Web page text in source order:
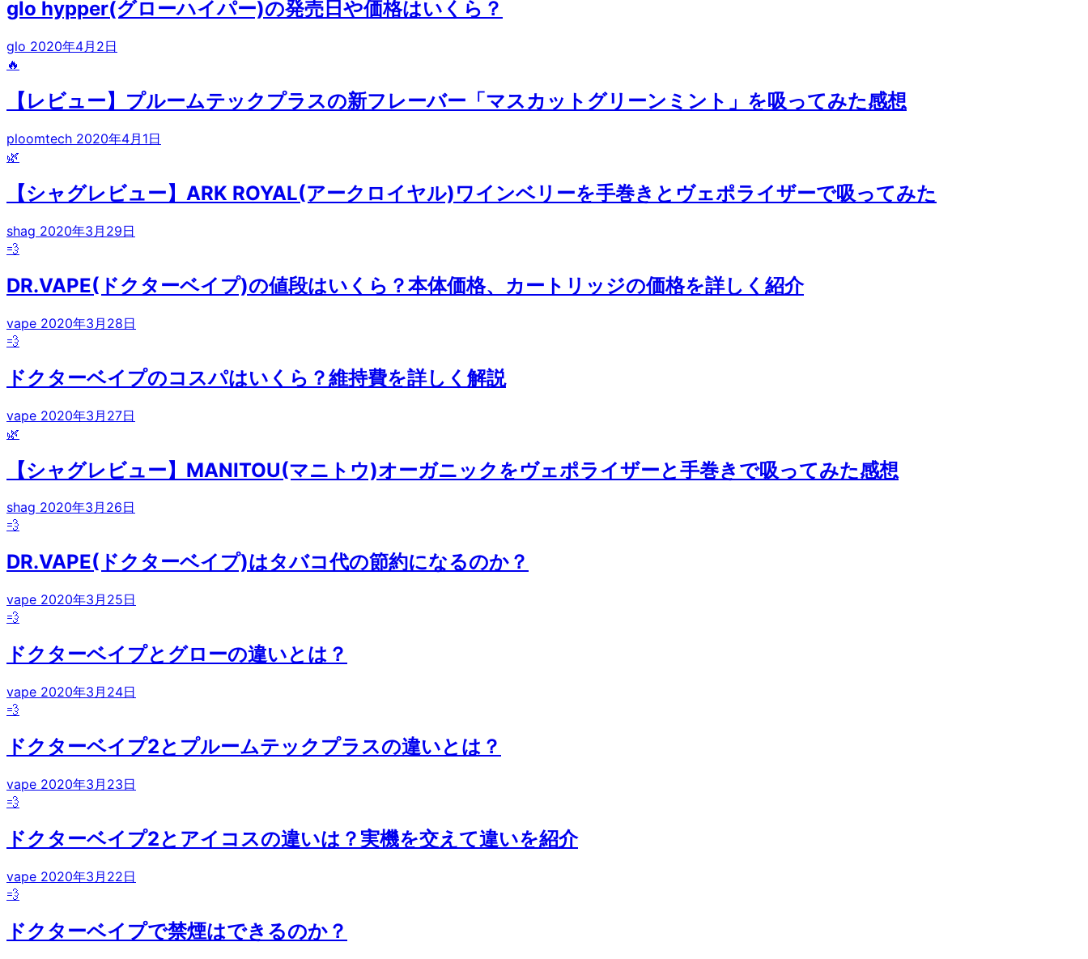
glo hypper(グローハイパー)の発売日や価格はいくら？
glo 2020年4月2日
🔥
【レビュー】プルームテックプラスの新フレーバー「マスカットグリーンミント」を吸ってみた感想
ploomtech 2020年4月1日
🌿
【シャグレビュー】ARK ROYAL(アークロイヤル)ワインベリーを手巻きとヴェポライザーで吸ってみた
shag 2020年3月29日
💨
DR.VAPE(ドクターベイプ)の値段はいくら？本体価格、カートリッジの価格を詳しく紹介
vape 2020年3月28日
💨
ドクターベイプのコスパはいくら？維持費を詳しく解説
vape 2020年3月27日
🌿
【シャグレビュー】MANITOU(マニトウ)オーガニックをヴェポライザーと手巻きで吸ってみた感想
shag 2020年3月26日
💨
DR.VAPE(ドクターベイプ)はタバコ代の節約になるのか？
vape 2020年3月25日
💨
ドクターベイプとグローの違いとは？
vape 2020年3月24日
💨
ドクターベイプ2とプルームテックプラスの違いとは？
vape 2020年3月23日
💨
ドクターベイプ2とアイコスの違いは？実機を交えて違いを紹介
vape 2020年3月22日
💨
ドクターベイプで禁煙はできるのか？